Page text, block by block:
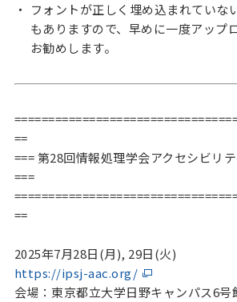
フォントが正しく埋め込まれていな
もありますので、早めに一度アップ
お勧めします。
==
=== 第28回情報処理学会アクセシビリ
===
==
2025年7月28日(月), 29日(火)
https://ipsj-aac.org/
会場：東京都立大学日野キャンパス6号